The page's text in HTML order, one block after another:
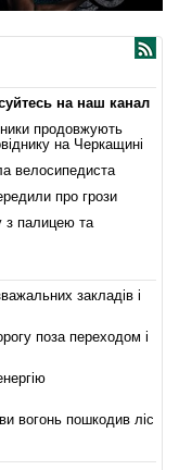
на наш канал
продовжують
на Черкащині
велосипедиста
про грози
з палицею та
закладів і
поза переходом і
вогонь пошкодив ліс